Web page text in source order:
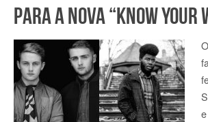
para a nova “Know Your